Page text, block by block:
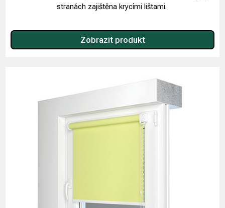
stranách zajištěna krycími lištami.
Zobrazit produkt